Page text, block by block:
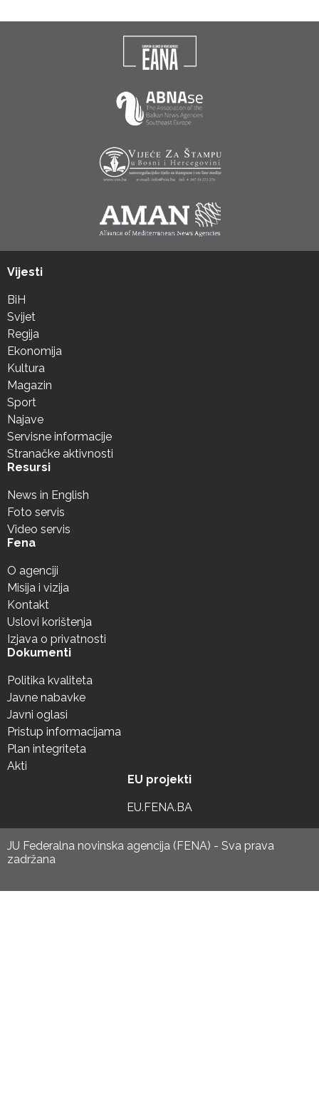
Vijesti
BiH
Svijet
Regija
Ekonomija
Kultura
Magazin
Sport
Najave
Servisne informacije
Stranačke aktivnosti
Resursi
News in English
Foto servis
Video servis
Fena
O agenciji
Misija i vizija
Kontakt
Uslovi korištenja
Izjava o privatnosti
Dokumenti
Politika kvaliteta
Javne nabavke
Javni oglasi
Pristup informacijama
Plan integriteta
Akti
EU projekti
EU.FENA.BA
JU Federalna novinska agencija (FENA) - Sva prava
zadržana